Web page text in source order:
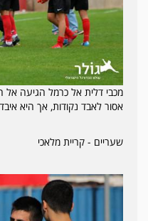
מכבי דלית אל כרמל הגיעה
אסור לאבד נקודות, אך היא
שעריים - קריית מלאכי